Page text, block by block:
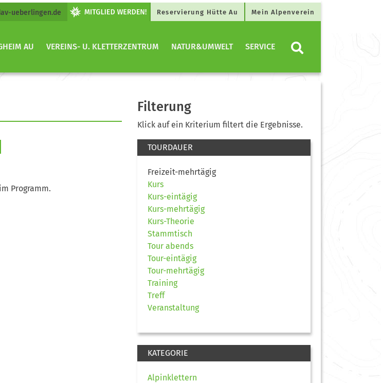
ueberlingen.de Reservierung Hütte Au Mein Alpenverein
AU VEREINS- U. KLETTERZENTRUM NATUR&UMWELT SERVICE
Programm.
Filterung
Klick auf ein Kriterium filtert die Ergebnisse.
TOURDAUER
Freizeit-mehrtägig
Kurs
Kurs-eintägig
Kurs-mehrtägig
Kurs-Theorie
Stammtisch
Tour abends
Tour-eintägig
Tour-mehrtägig
Training
Treff
Veranstaltung
KATEGORIE
Alpinklettern